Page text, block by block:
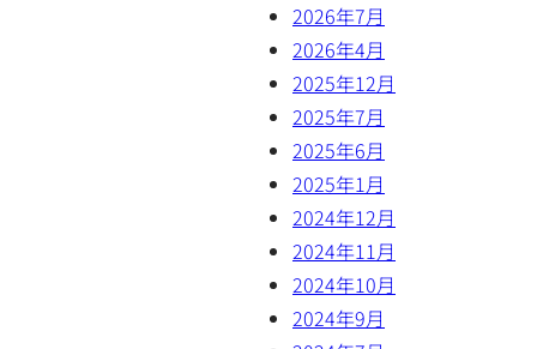
2026年7月
2026年4月
2025年12月
2025年7月
2025年6月
2025年1月
2024年12月
2024年11月
2024年10月
2024年9月